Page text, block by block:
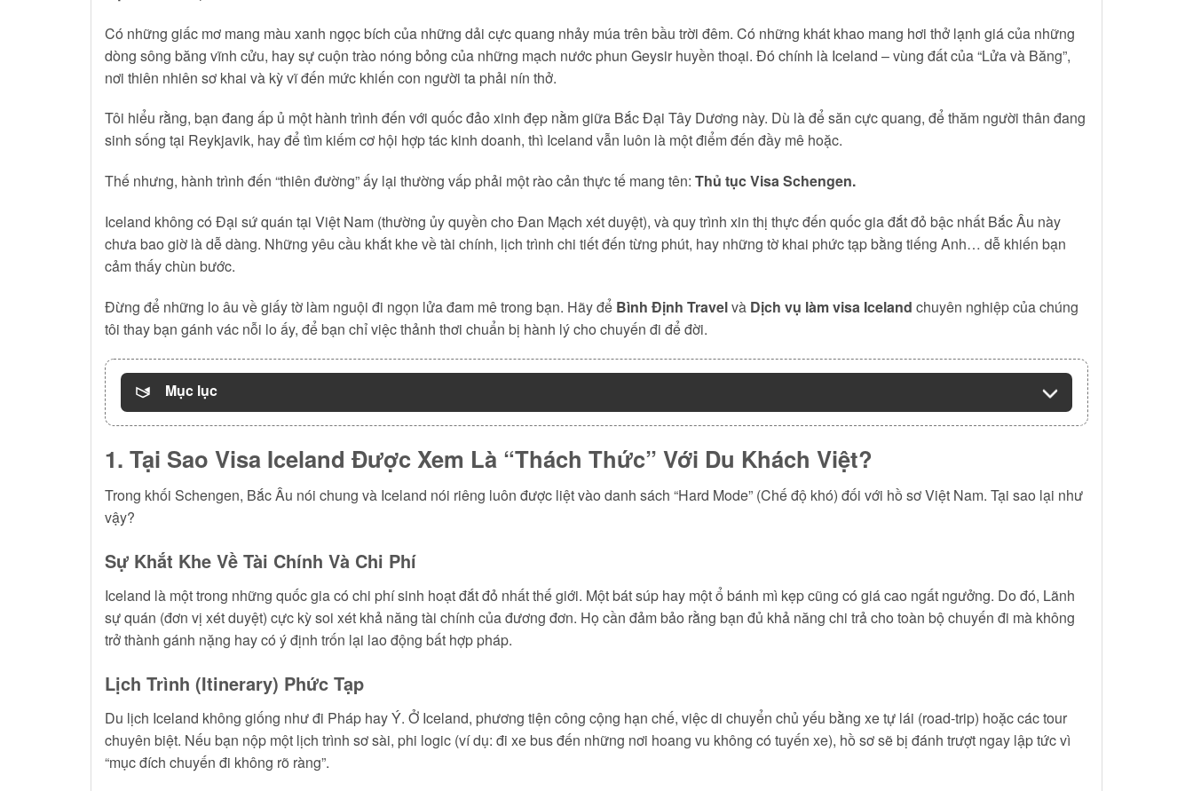
Có những giấc mơ mang màu xanh ngọc bích của những dải cực quang nhảy múa trên bầu trời đêm. Có những khát khao mang hơi thở lạnh giá của những
dòng sông băng vĩnh cửu, hay sự cuộn trào nóng bỏng của những mạch nước phun Geysir huyền thoại. Đó chính là Iceland – vùng đất của “Lửa và Băng”,
nơi thiên nhiên sơ khai và kỳ vĩ đến mức khiến con người ta phải nín thở.
Tôi hiểu rằng, bạn đang ấp ủ một hành trình đến với quốc đảo xinh đẹp nằm giữa Bắc Đại Tây Dương này. Dù là để săn cực quang, để thăm người thân đang
sinh sống tại Reykjavik, hay để tìm kiếm cơ hội hợp tác kinh doanh, thì Iceland vẫn luôn là một điểm đến đầy mê hoặc.
Thế nhưng, hành trình đến “thiên đường” ấy lại thường vấp phải một rào cản thực tế mang tên: Thủ tục Visa Schengen.
Iceland không có Đại sứ quán tại Việt Nam (thường ủy quyền cho Đan Mạch xét duyệt), và quy trình xin thị thực đến quốc gia đắt đỏ bậc nhất Bắc Âu này
chưa bao giờ là dễ dàng. Những yêu cầu khắt khe về tài chính, lịch trình chi tiết đến từng phút, hay những tờ khai phức tạp bằng tiếng Anh… dễ khiến bạn
cảm thấy chùn bước.
Đừng để những lo âu về giấy tờ làm nguội đi ngọn lửa đam mê trong bạn. Hãy để Bình Định Travelvà Dịch vụ làm visa Iceland chuyên nghiệp của chúng
tôi thay bạn gánh vác nỗi lo ấy, để bạn chỉ việc thảnh thơi chuẩn bị hành lý cho chuyến đi để đời.
Mục lục
1. Tại Sao Visa Iceland Được Xem Là “Thách Thức” Với Du Khách Việt?
Trong khối Schengen, Bắc Âu nói chung và Iceland nói riêng luôn được liệt vào danh sách “Hard Mode” (Chế độ khó) đối với hồ sơ Việt Nam. Tại sao lại như
vậy?
Sự Khắt Khe Về Tài Chính Và Chi Phí
Iceland là một trong những quốc gia có chi phí sinh hoạt đắt đỏ nhất thế giới. Một bát súp hay một ổ bánh mì kẹp cũng có giá cao ngất ngưởng. Do đó, Lãnh
sự quán (đơn vị xét duyệt) cực kỳ soi xét khả năng tài chính của đương đơn. Họ cần đảm bảo rằng bạn đủ khả năng chi trả cho toàn bộ chuyến đi mà không
trở thành gánh nặng hay có ý định trốn lại lao động bất hợp pháp.
Lịch Trình (Itinerary) Phức Tạp
Du lịch Iceland không giống như đi Pháp hay Ý. Ở Iceland, phương tiện công cộng hạn chế, việc di chuyển chủ yếu bằng xe tự lái (road-trip) hoặc các tour
chuyên biệt. Nếu bạn nộp một lịch trình sơ sài, phi logic (ví dụ: đi xe bus đến những nơi hoang vu không có tuyến xe), hồ sơ sẽ bị đánh trượt ngay lập tức vì
“mục đích chuyến đi không rõ ràng”.